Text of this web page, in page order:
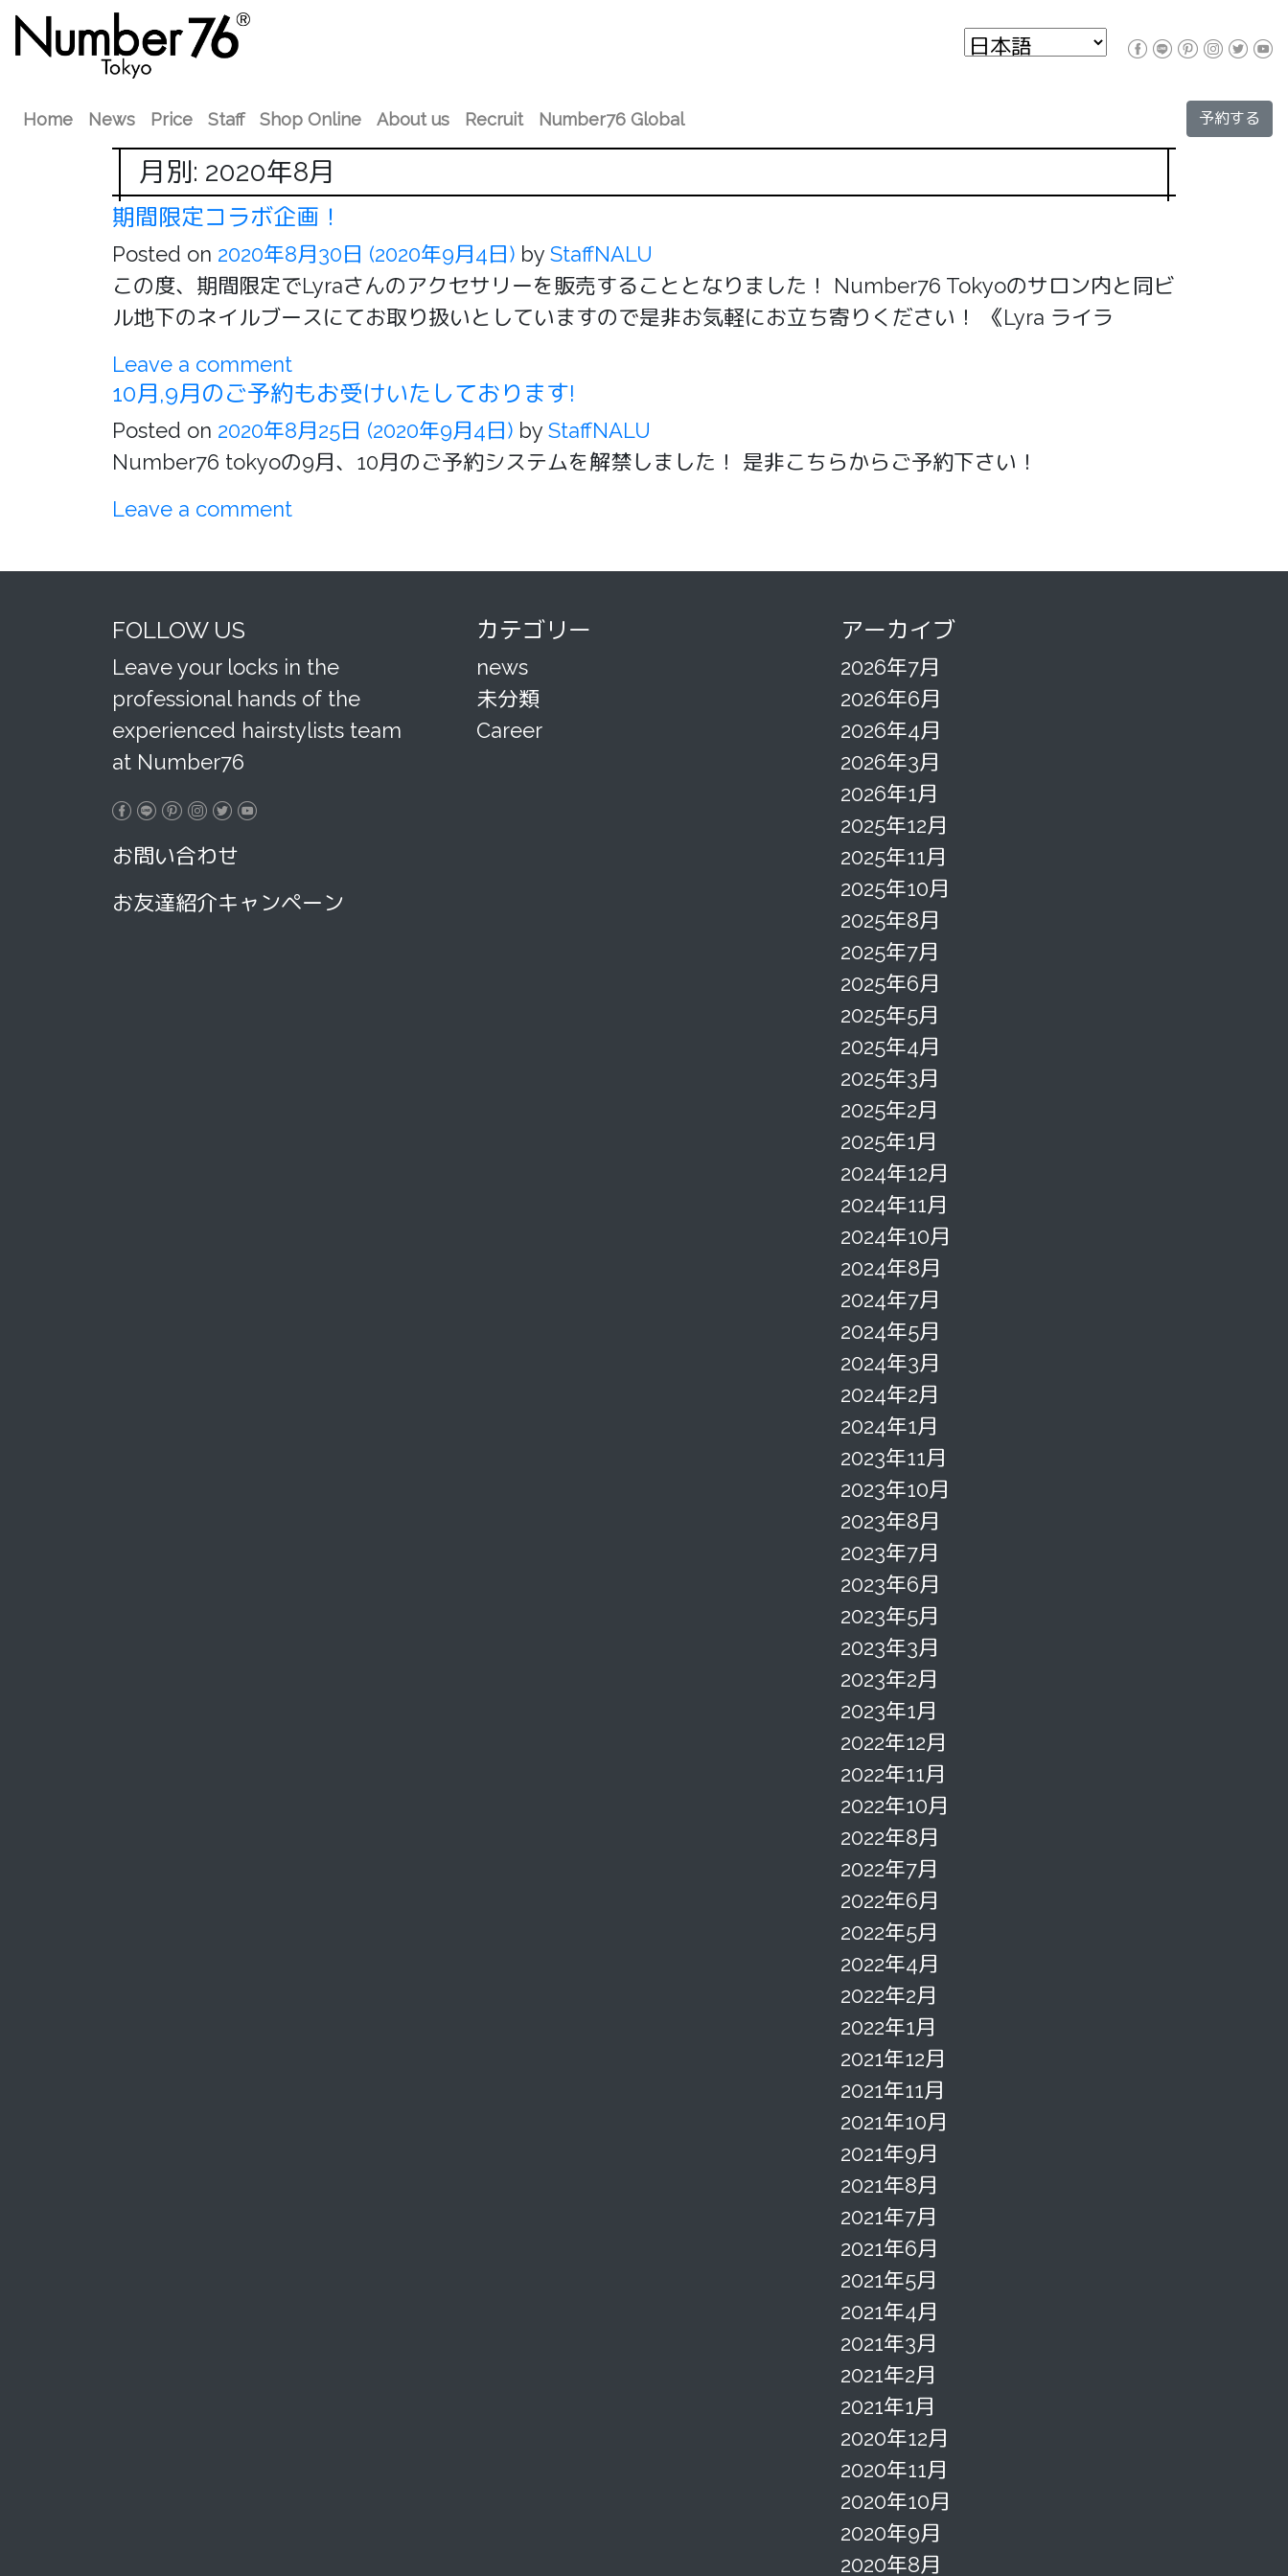
Home News Price Staff Shop Online About us Recruit Number76 Global 予約する
月別: 2020年8月
期間限定コラボ企画！
Posted on 2020年8月30日 (2020年9月4日) by StaffNALU
この度、期間限定でLyraさんのアクセサリーを販売することとなりました！ Number76 Tokyoのサロン内と同ビ
ル地下のネイルブースにてお取り扱いとしていますので是非お気軽にお立ち寄りください！ 《Lyra ライラ
Leave a comment
10月,9月のご予約もお受けいたしております!
Posted on 2020年8月25日 (2020年9月4日) by StaffNALU
Number76 tokyoの9月、10月のご予約システムを解禁しました！ 是非こちらからご予約下さい！
Leave a comment
FOLLOW US
Leave your locks in the
professional hands of the
experienced hairstylists team
at Number76
お問い合わせ
お友達紹介キャンペーン
カテゴリー
news
未分類
Career
アーカイブ
2026年7月
2026年6月
2026年4月
2026年3月
2026年1月
2025年12月
2025年11月
2025年10月
2025年8月
2025年7月
2025年6月
2025年5月
2025年4月
2025年3月
2025年2月
2025年1月
2024年12月
2024年11月
2024年10月
2024年8月
2024年7月
2024年5月
2024年3月
2024年2月
2024年1月
2023年11月
2023年10月
2023年8月
2023年7月
2023年6月
2023年5月
2023年3月
2023年2月
2023年1月
2022年12月
2022年11月
2022年10月
2022年8月
2022年7月
2022年6月
2022年5月
2022年4月
2022年2月
2022年1月
2021年12月
2021年11月
2021年10月
2021年9月
2021年8月
2021年7月
2021年6月
2021年5月
2021年4月
2021年3月
2021年2月
2021年1月
2020年12月
2020年11月
2020年10月
2020年9月
2020年8月